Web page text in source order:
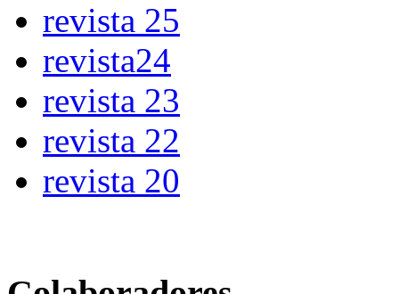
revista 25
revista24
revista 23
revista 22
revista 20